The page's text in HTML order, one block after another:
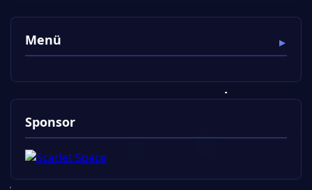
Menü
Sponsor